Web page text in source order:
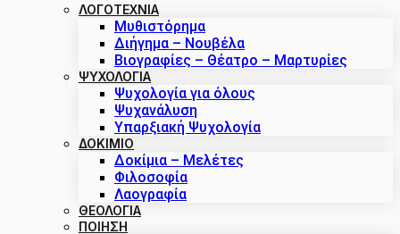
ΛΟΓΟΤΕΧΝΙΑ
Μυθιστόρημα
Διήγημα – Νουβέλα
Βιογραφίες – Θέατρο – Μαρτυρίες
ΨΥΧΟΛΟΓΙΑ
Ψυχολογία για όλους
Ψυχανάλυση
Υπαρξιακή Ψυχολογία
ΔΟΚΊΜΙΟ
Δοκίμια – Μελέτες
Φιλοσοφία
Λαογραφία
ΘΕΟΛΟΓΙΑ
ΠΟΙΗΣΗ